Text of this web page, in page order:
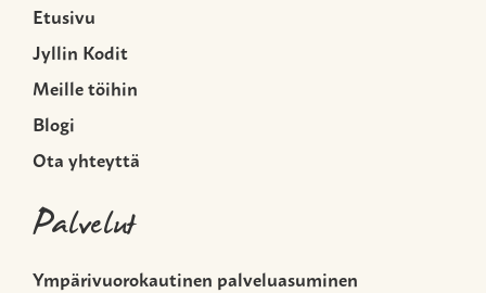
Etusivu
Jyllin Kodit
Meille töihin
Blogi
Ota yhteyttä
Palvelut
Ympärivuorokautinen palveluasuminen